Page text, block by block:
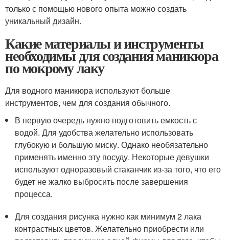
только с помощью нового опыта можно создать
уникальный дизайн.
Какие материалы и инструменты
необходимы для создания маникюра
по мокрому лаку
Для водного маникюра используют больше
инструментов, чем для создания обычного.
В первую очередь нужно подготовить емкость с
водой. Для удобства желательно использовать
глубокую и большую миску. Однако необязательно
применять именно эту посуду. Некоторые девушки
используют одноразовый стаканчик из-за того, что его
будет не жалко выбросить после завершения
процесса.
Для создания рисунка нужно как минимум 2 лака
контрастных цветов. Желательно приобрести или